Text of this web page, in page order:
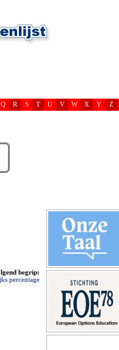
Q R S T U V W X Y Z
begrip:
percentage